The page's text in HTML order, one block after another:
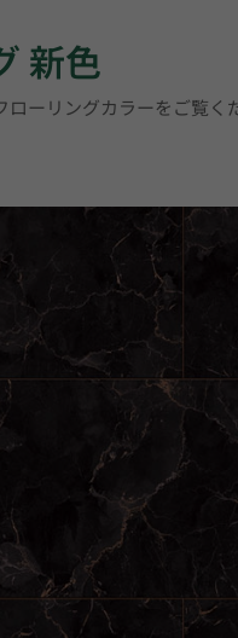
新色
ーリングカラーをご覧く